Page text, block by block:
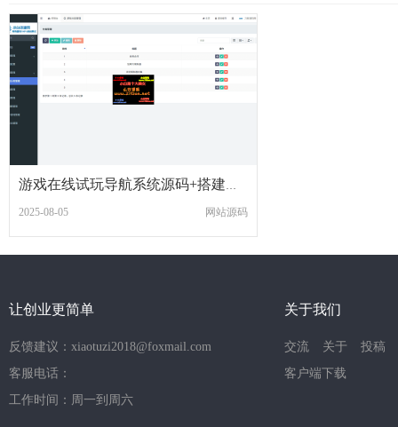
2025-08-05 网站源码
让创业更简单
反馈建议：xiaotuzi2018@foxmail.com
客服电话：
工作时间：周一到周六
关于我们
交流 关于
投稿
客户端下载